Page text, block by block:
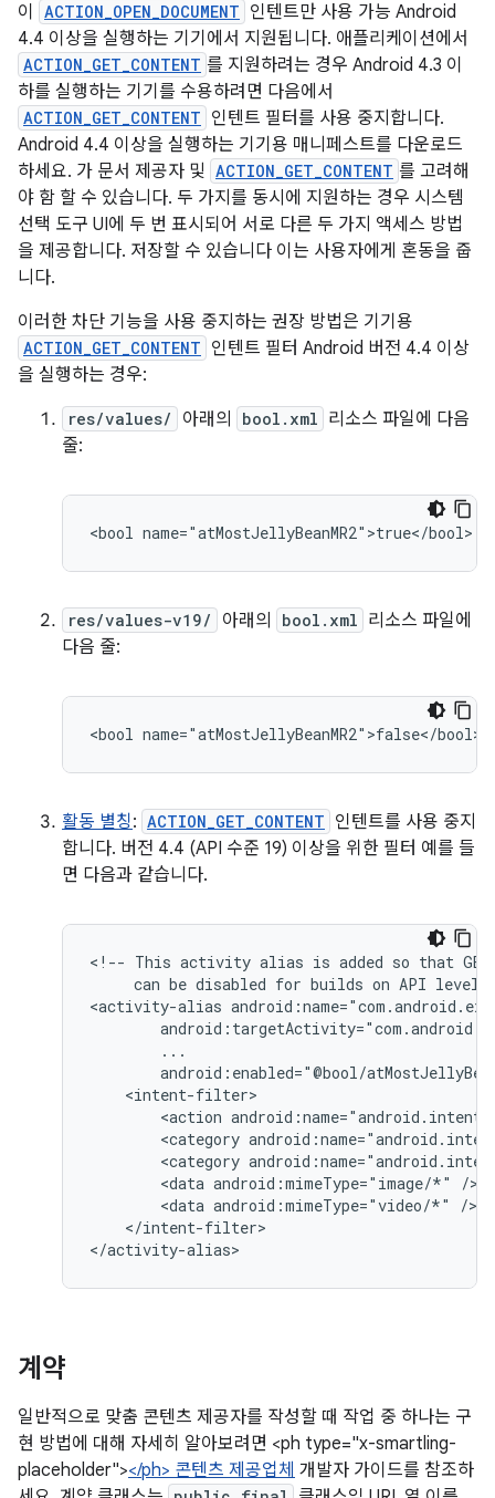
이 ACTION_OPEN_DOCUMENT 인텐트만 사용 가능 Android
4.4 이상을 실행하는 기기에서 지원됩니다. 애플리케이션에서
ACTION_GET_CONTENT 를 지원하려는 경우 Android 4.3 이
하를 실행하는 기기를 수용하려면 다음에서
ACTION_GET_CONTENT 인텐트 필터를 사용 중지합니다.
Android 4.4 이상을 실행하는 기기용 매니페스트를 다운로드
하세요. 가 문서 제공자 및 ACTION_GET_CONTENT 를 고려해
야 함 할 수 있습니다. 두 가지를 동시에 지원하는 경우 시스템
선택 도구 UI에 두 번 표시되어 서로 다른 두 가지 액세스 방법
을 제공합니다. 저장할 수 있습니다 이는 사용자에게 혼동을 줍
니다.
이러한 차단 기능을 사용 중지하는 권장 방법은 기기용
ACTION_GET_CONTENT 인텐트 필터 Android 버전 4.4 이상
을 실행하는 경우:
res/values/ 아래의 bool.xml 리소스 파일에 다음
줄:
<bool name="atMostJellyBeanMR2">true</bool>
res/values-v19/ 아래의 bool.xml 리소스 파일에
다음 줄:
<bool name="atMostJellyBeanMR2">false</bool>
활동 별칭: ACTION_GET_CONTENT 인텐트를 사용 중지
합니다. 버전 4.4 (API 수준 19) 이상을 위한 필터 예를 들
면 다음과 같습니다.
<!-- This activity alias is added so that
can be disabled for builds on API level
<activity-alias
<action
<category
<category
<data android:mimeType="image/*"
<data android:mimeType="video/*"
</intent-filter>
</activity-alias>
계약
일반적으로 맞춤 콘텐츠 제공자를 작성할 때 작업 중 하나는 구
현 방법에 대해 자세히 알아보려면 <ph type="x-smartling-
placeholder"></ph> 콘텐츠 제공업체 개발자 가이드를 참조하